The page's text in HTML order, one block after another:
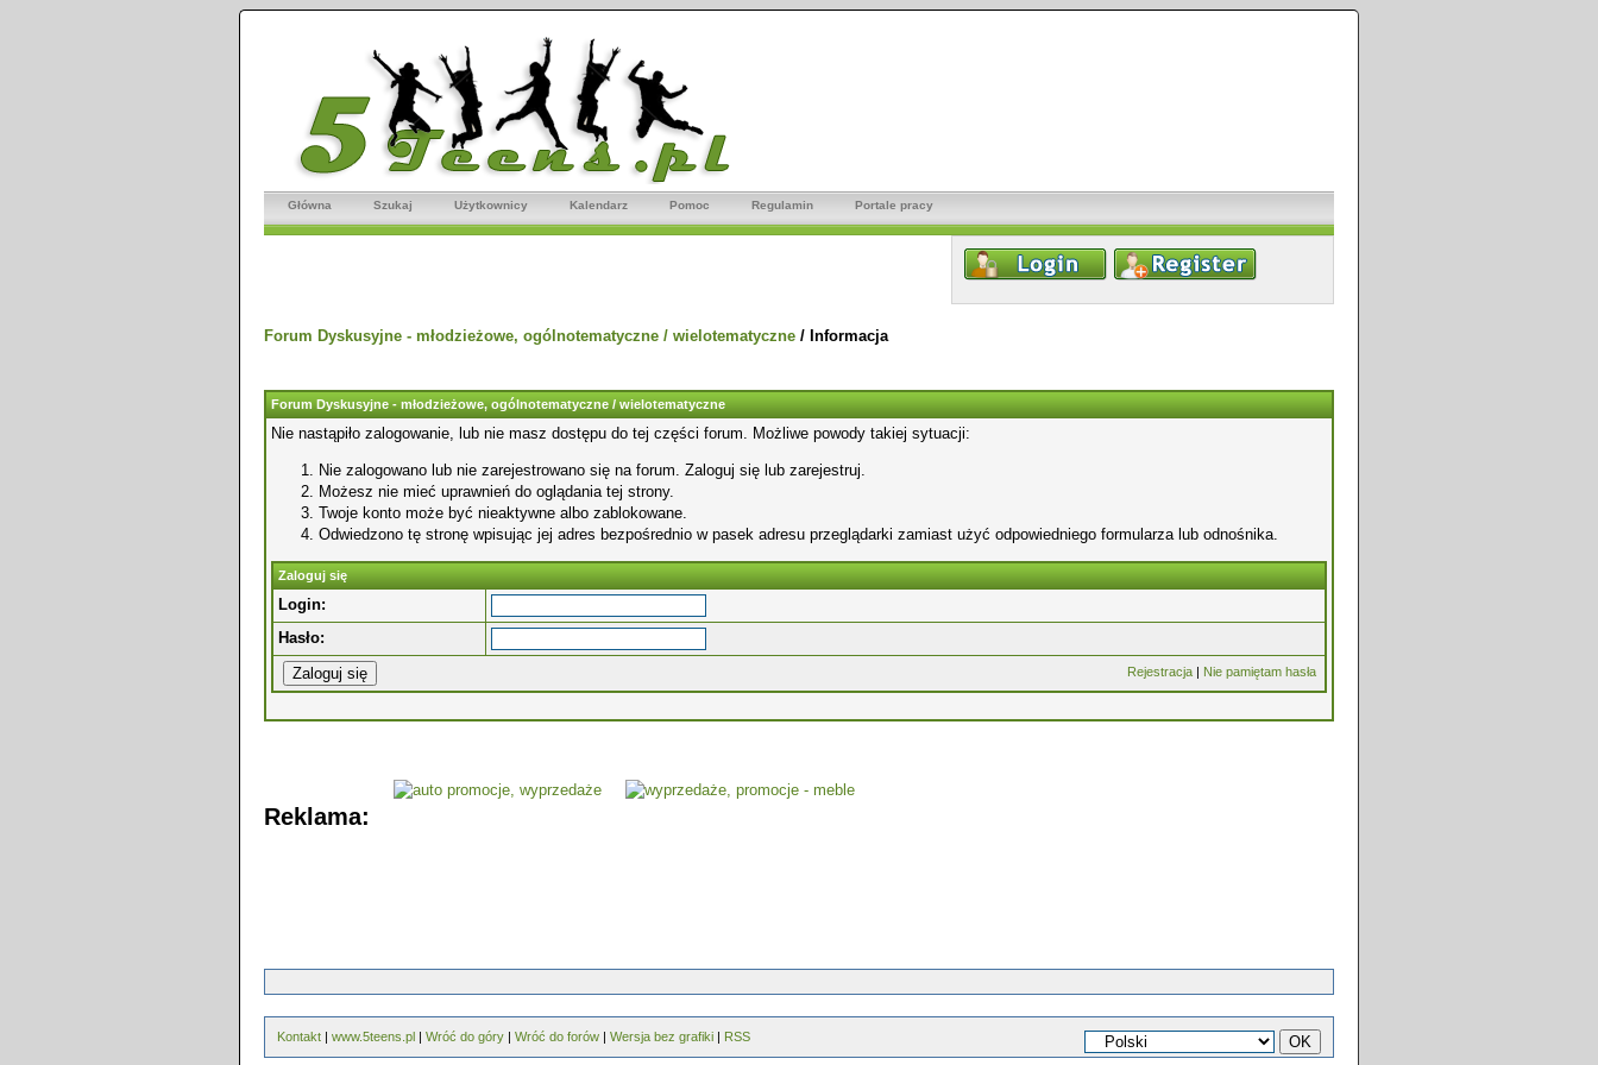
Główna Szukaj Użytkownicy Kalendarz Pomoc Regulamin Portale pracy
Forum Dyskusyjne - młodzieżowe, ogólnotematyczne / wielotematyczne / Informacja
Forum Dyskusyjne - młodzieżowe, ogólnotematyczne / wielotematyczne
Nie nastąpiło zalogowanie, lub nie masz dostępu do tej części forum. Możliwe powody takiej sytuacji:
Nie zalogowano lub nie zarejestrowano się na forum. Zaloguj się lub zarejestruj.
Możesz nie mieć uprawnień do oglądania tej strony.
Twoje konto może być nieaktywne albo zablokowane.
Odwiedzono tę stronę wpisując jej adres bezpośrednio w pasek adresu przeglądarki zamiast użyć odpowiedniego formularza lub odnośnika.
Zaloguj się
Login:
Hasło:
Rejestracja | Nie pamiętam hasła
Reklama:
Kontakt | www.5teens.pl | Wróć do góry | Wróć do forów | Wersja bez grafiki | RSS